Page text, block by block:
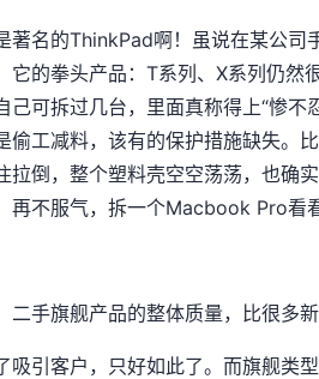
名的ThinkPad啊！虽说在某公司
的拳头产品：T系列、X系列仍然
可拆过几台，里面真称得上“惨不
工减料，该有的保护措施缺失。
倒，整个塑料壳空空荡荡，也确
不服气，拆一个Macbook Pro看
手旗舰产品的整体质量，比很多新
引客户，只好如此了。而旗舰类